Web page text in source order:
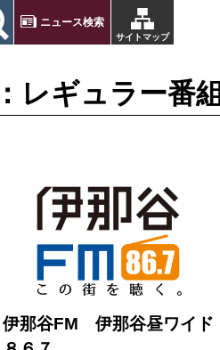
サイトマップ
ニュース検索
レギュラー番組
伊那谷FM 伊那谷昼ワイド